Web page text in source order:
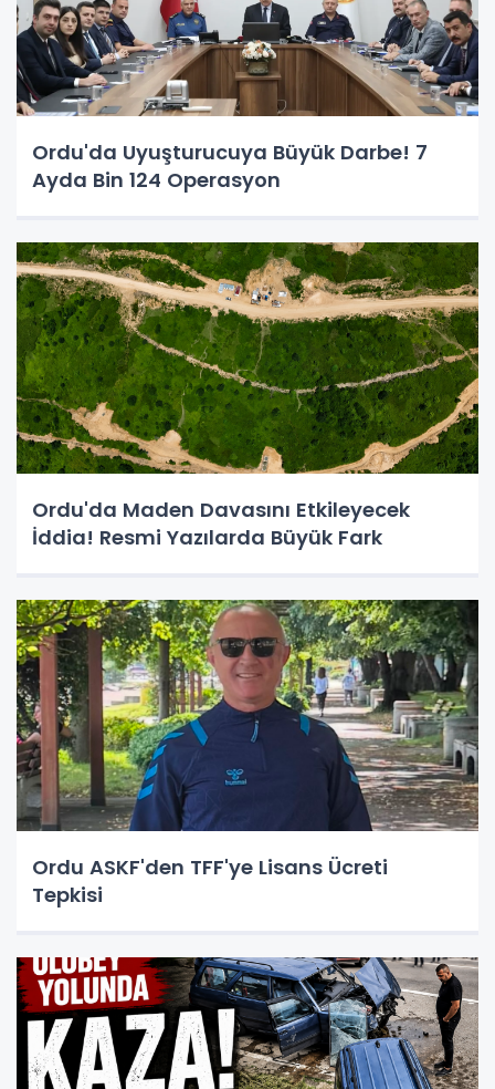
Ordu'da Uyuşturucuya Büyük Darbe! 7
Ayda Bin 124 Operasyon
Ordu'da Maden Davasını Etkileyecek
İddia! Resmi Yazılarda Büyük Fark
Ordu ASKF'den TFF'ye Lisans Ücreti
Tepkisi